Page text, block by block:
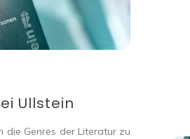
Ullstein
die Genres der Literatur zu